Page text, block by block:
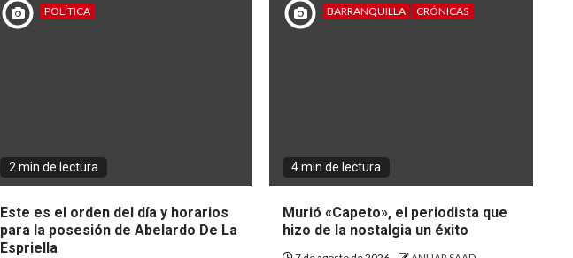
POLÍTICA
2 min de lectura
Este es el orden del día y horarios
para la posesión de Abelardo De La
Espriella
BARRANQUILLA CRÓNICAS
4 min de lectura
Murió «Capeto», el periodista que
hizo de la nostalgia un éxito